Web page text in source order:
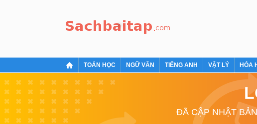
TOÁN HỌC NGỮ VĂN TIẾNG ANH VẬT LÝ HÓA
ĐÃ CẬP NHẬT